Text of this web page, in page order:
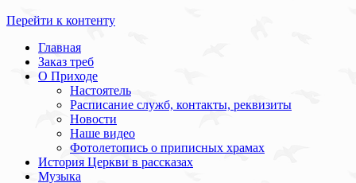
Перейти к контенту
Главная
Заказ треб
О Приходе
Настоятель
Расписание служб, контакты, реквизиты
Новости
Наше видео
Фотолетопись о приписных храмах
История Церкви в рассказах
Музыка